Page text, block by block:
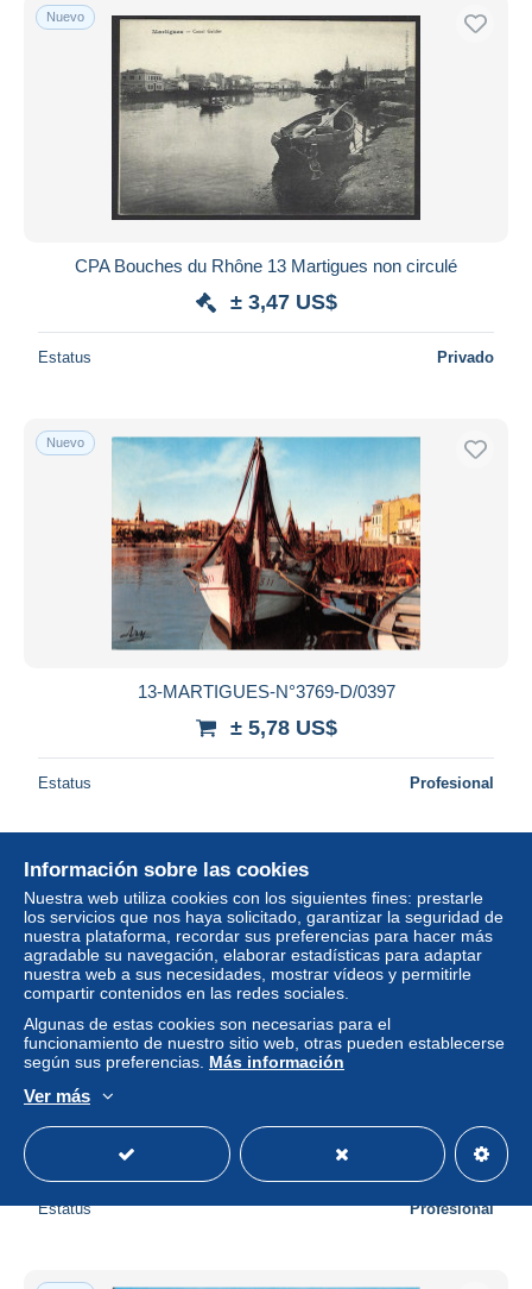
Nuevo
CPA Bouches du Rhône 13 Martigues non circulé
± 3,47 US$
Estatus Privado
Nuevo
13-MARTIGUES-N°3769-D/0397
± 5,78 US$
Estatus Profesional
Nuevo
± 5,78 US$
Estatus Profesional
Información sobre las cookies
Nuestra web utiliza cookies con los siguientes fines: prestarle
los servicios que nos haya solicitado, garantizar la seguridad de
nuestra plataforma, recordar sus preferencias para hacer más
agradable su navegación, elaborar estadísticas para adaptar
nuestra web a sus necesidades, mostrar vídeos y permitirle
compartir contenidos en las redes sociales.
Algunas de estas cookies son necesarias para el
funcionamiento de nuestro sitio web, otras pueden establecerse
según sus preferencias. Más información
Ver más